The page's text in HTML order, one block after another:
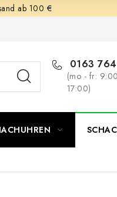
ab 100 €
0163
(mo - fr:
17:00)